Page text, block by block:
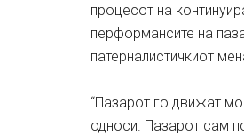
процесот на
перформансите на
патерналистичкиот
“Пазарот го движат
односи. Пазарот сам